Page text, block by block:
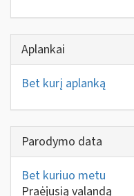
Aplankai
Bet kurį aplanką
Parodymo data
Bet kuriuo metu
Praėjusią valandą